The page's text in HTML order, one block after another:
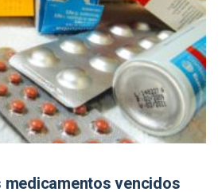
medicamentos vencidos